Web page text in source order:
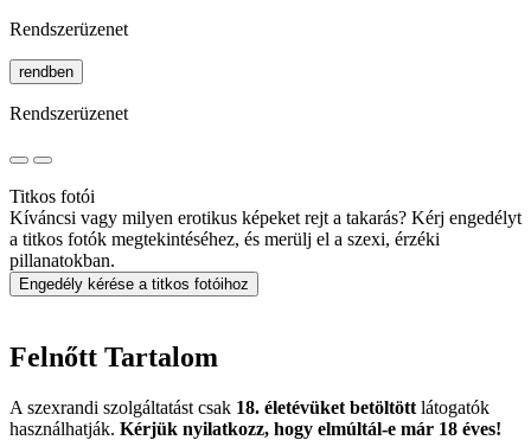
Rendszerüzenet
rendben
Rendszerüzenet
Titkos fotói
Kíváncsi vagy milyen erotikus képeket rejt a takarás? Kérj engedélyt
a titkos fotók megtekintéséhez, és merülj el a szexi, érzéki
pillanatokban.
Engedély kérése a titkos fotóihoz
Felnőtt Tartalom
A szexrandi szolgáltatást csak 18. életévüket betöltött látogatók
használhatják. Kérjük nyilatkozz, hogy elmúltál-e már 18 éves!